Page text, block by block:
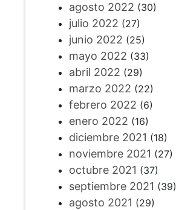
agosto 2022 (30)
julio 2022 (27)
junio 2022 (25)
mayo 2022 (33)
abril 2022 (29)
marzo 2022 (22)
febrero 2022 (6)
enero 2022 (16)
diciembre 2021 (18)
noviembre 2021 (27)
octubre 2021 (37)
septiembre 2021 (39)
agosto 2021 (29)